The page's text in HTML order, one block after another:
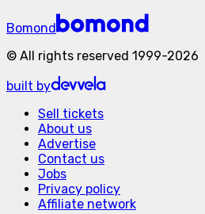
Bomond
© All rights reserved 1999-2026
built by
Sell tickets
About us
Advertise
Contact us
Jobs
Privacy policy
Affiliate network